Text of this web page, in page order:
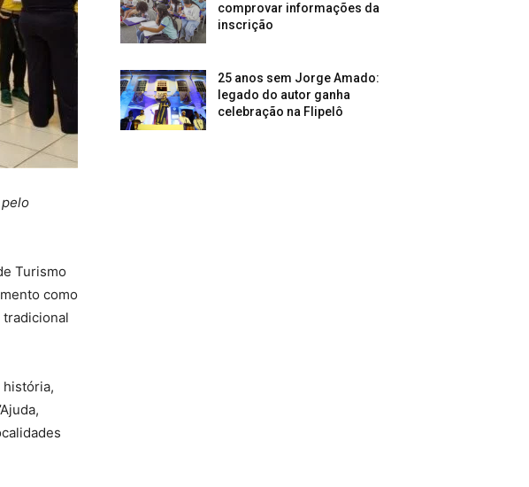
Turismo
como
tradicional
história,
comprovar informações da
inscrição
25 anos sem Jorge Amado:
legado do autor ganha
celebração na Flipelô